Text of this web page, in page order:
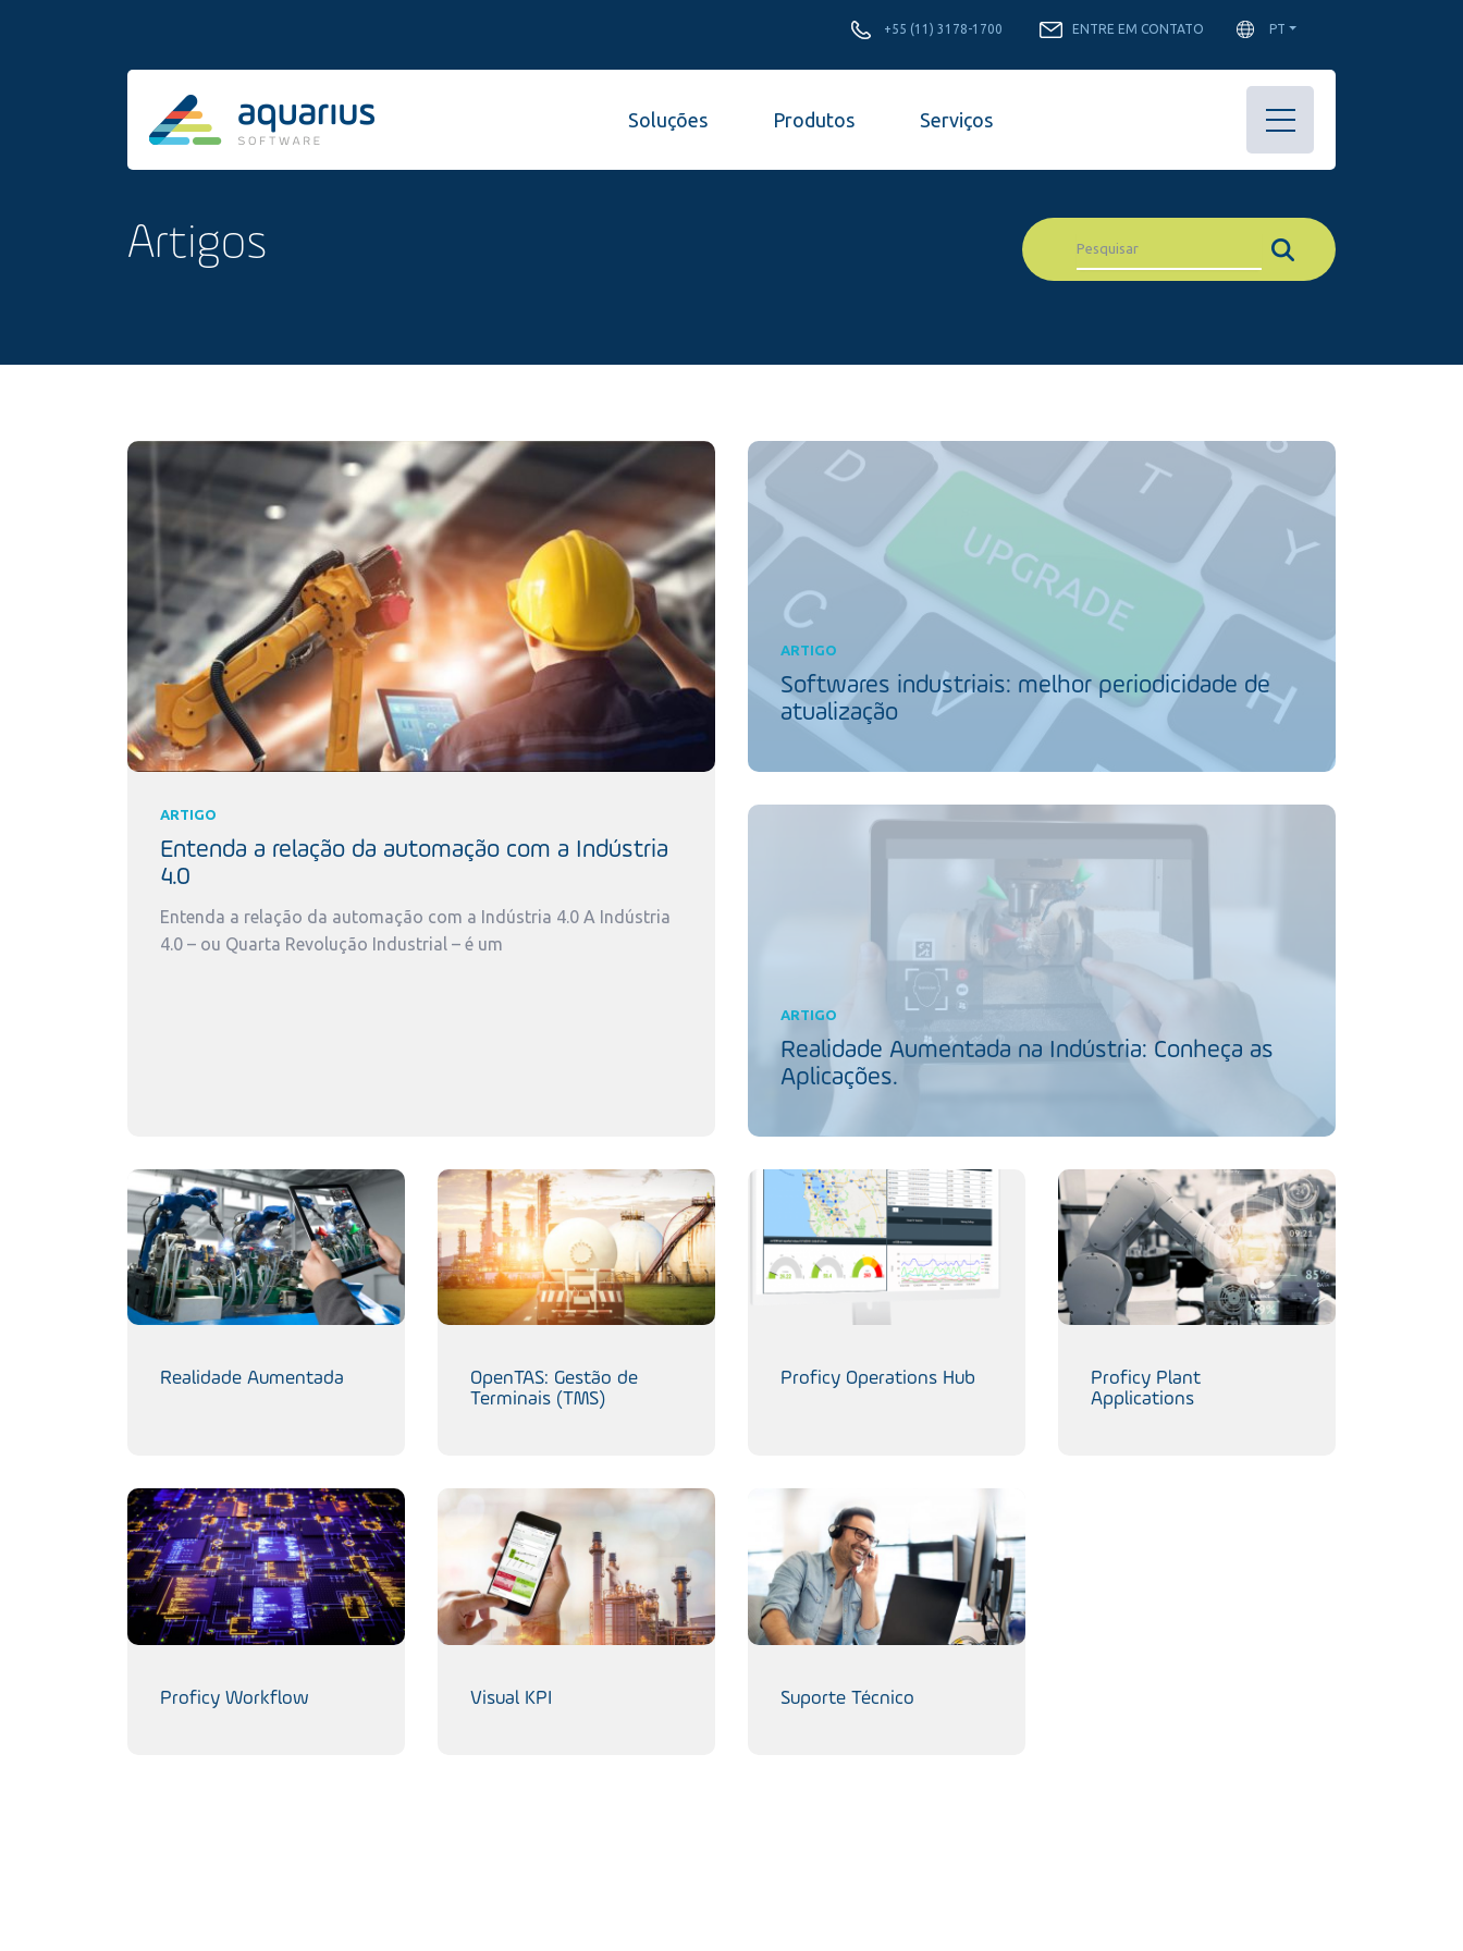
+55 (11) 3178-1700 ENTRE EM CONTATO PT
Soluções Produtos Serviços
Artigos
ARTIGO
Entenda a relação da automação com a Indústria
4.0
Entenda a relação da automação com a Indústria 4.0 A Indústria
4.0 – ou Quarta Revolução Industrial – é um
ARTIGO
Softwares industriais: melhor periodicidade de
atualização
ARTIGO
Realidade Aumentada na Indústria: Conheça as
Aplicações.
Realidade Aumentada
OpenTAS: Gestão de
Terminais (TMS)
Proficy Operations Hub
Proficy Plant
Applications
Proficy Workflow Visual KPI Suporte Técnico